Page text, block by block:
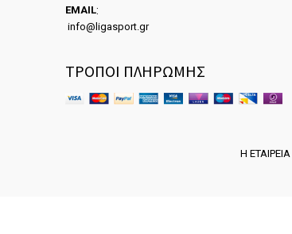
EMAIL:
info@ligasport.gr
ΤΡΟΠΟΙ ΠΛΗΡΩΜΗΣ
Η ΕΤΑΙΡΕΙΑ